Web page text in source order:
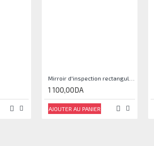
1 100,00DA
AJOUTER AU PANIER